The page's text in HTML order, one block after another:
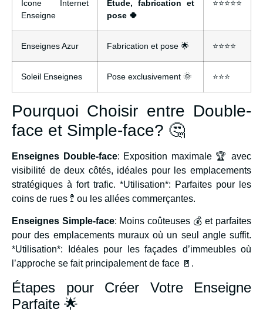
Icone Internet
Enseigne
Étude, fabrication et
pose 🍀
⭐⭐⭐⭐⭐
Enseignes Azur Fabrication et pose 🌟 ⭐⭐⭐⭐
Soleil Enseignes Pose exclusivement 🌞 ⭐⭐⭐
Pourquoi Choisir entre Double-
face et Simple-face? 🤔
Enseignes Double-face: Exposition maximale 🏆 avec
visibilité de deux côtés, idéales pour les emplacements
stratégiques à fort trafic. *Utilisation*: Parfaites pour les
coins de rues 🚏 ou les allées commerçantes.
Enseignes Simple-face: Moins coûteuses 💰 et parfaites
pour des emplacements muraux où un seul angle suffit.
*Utilisation*: Idéales pour les façades d’immeubles où
l’approche se fait principalement de face 🚪.
Étapes pour Créer Votre Enseigne
Parfaite 🌟